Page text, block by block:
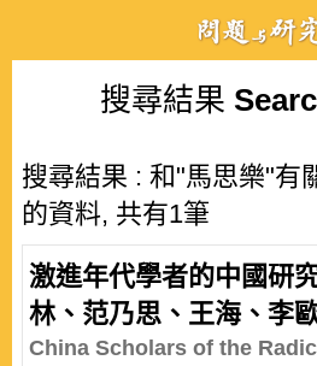
搜尋結果
搜尋結果 : 和"馬思樂"有
的資料, 共有1筆
激進年代學者的中國研
林、范乃思、王海、李
China Scholars of the